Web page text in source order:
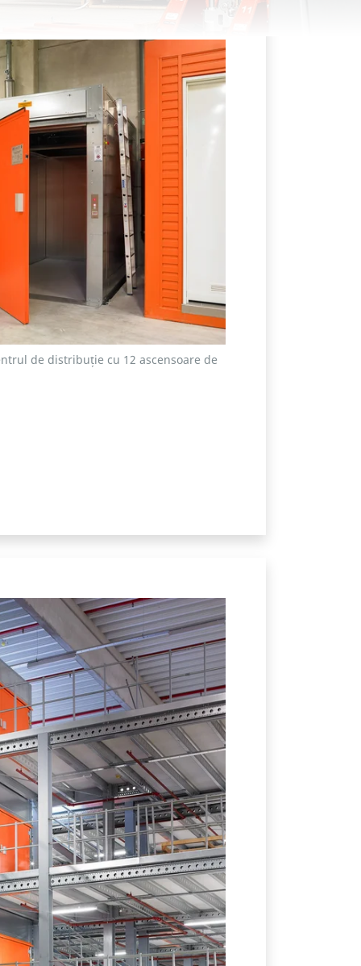
de distribuție cu 12 ascensoare de